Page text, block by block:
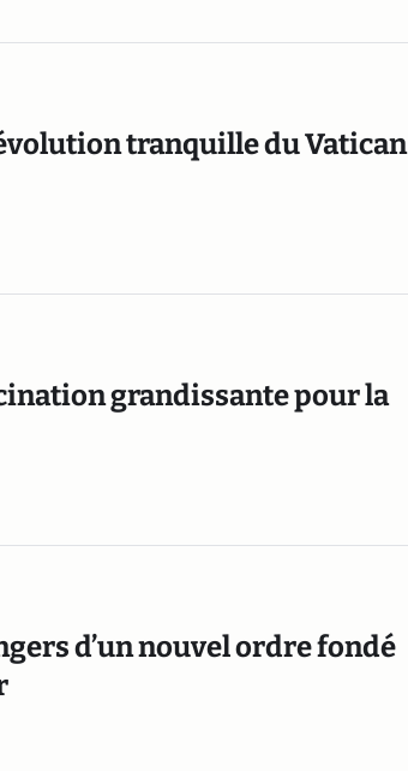
tranquille du Vatican
grandissante pour la
d’un nouvel ordre fondé